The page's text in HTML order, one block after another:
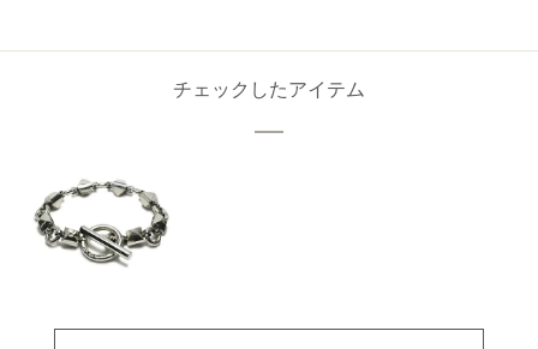
チェックしたアイテム